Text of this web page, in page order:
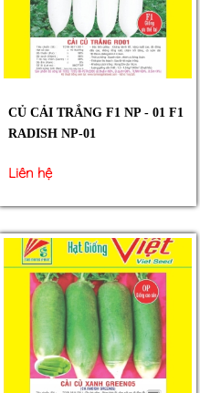
CỦ CẢI TRẮNG F1 NP - 01 F1
RADISH NP-01
Liên hệ